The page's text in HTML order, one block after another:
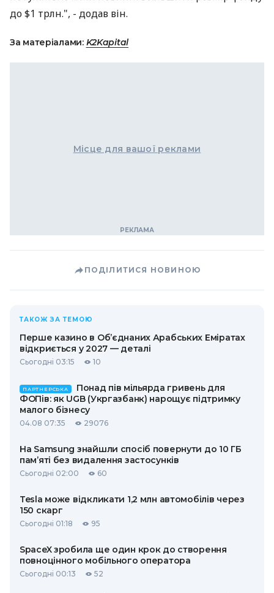
до $1 трлн.", - додав він.
За матеріалами: K2Kapital
Місце для вашої реклами
ПОДІЛИТИСЯ НОВИНОЮ
ТАКОЖ ЗА ТЕМОЮ
Перше казино в Об’єднаних Арабських Еміратах
відкриється у 2027 — деталі
Сьогодні 03:15 10
ПАРТНЕРСЬКА
Понад пів мільярда гривень для
ФОПів: як UGB (Укргазбанк) нарощує підтримку
малого бізнесу
04.08 07:35 29076
На Samsung знайшли спосіб повернути до 10 ГБ
пам’яті без видалення застосунків
Сьогодні 02:00 60
Tesla може відкликати 1,2 млн автомобілів через
150 скарг
Сьогодні 01:18 95
SpaceX зробила ще один крок до створення
повноцінного мобільного оператора
Сьогодні 00:13 52